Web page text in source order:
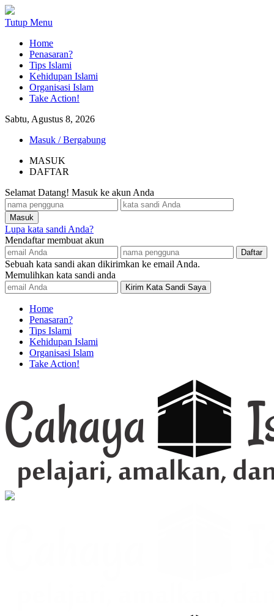
Tutup Menu
Home
Penasaran?
Tips Islami
Kehidupan Islami
Organisasi Islam
Take Action!
Sabtu, Agustus 8, 2026
Masuk / Bergabung
MASUK
DAFTAR
Selamat Datang! Masuk ke akun Anda
Lupa kata sandi Anda?
Mendaftar membuat akun
Sebuah kata sandi akan dikirimkan ke email Anda.
Memulihkan kata sandi anda
Home
Penasaran?
Tips Islami
Kehidupan Islami
Organisasi Islam
Take Action!